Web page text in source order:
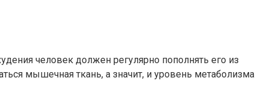
человек должен регулярно пополнять его из
мышечная ткань, а значит, и уровень метаболизма